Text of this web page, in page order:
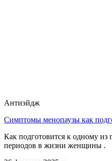
Антиэйдж
Симптомы менопаузы как
Как подготовится к одному из
периодов в жизни женщины .